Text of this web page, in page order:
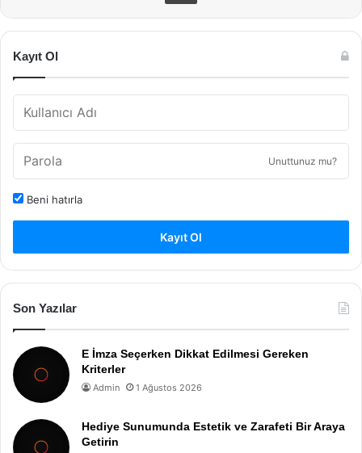
Kayıt Ol
Unuttunuz mu?
Beni hatırla
Kayıt Ol
Son Yazılar
E İmza Seçerken Dikkat Edilmesi Gereken
Kriterler
Admin 1 Ağustos 2026
Hediye Sunumunda Estetik ve Zarafeti Bir Araya
Getirin